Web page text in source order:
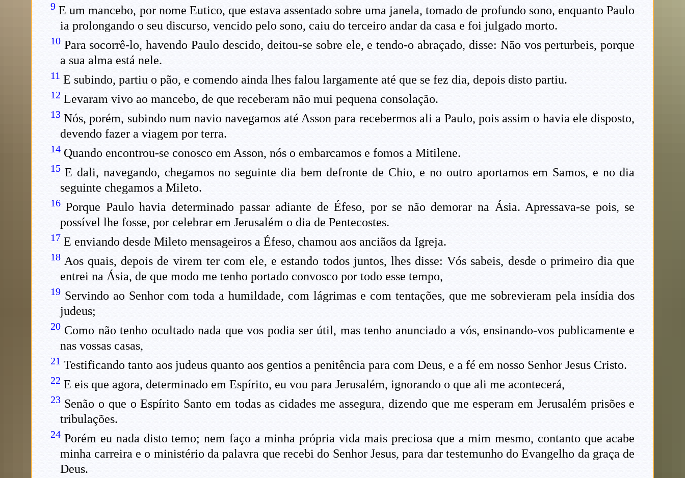
9E um mancebo, por nome Eutico, que estava assentado sobre uma janela, tomado de profundo sono, enquanto Paulo
ia prolongando o seu discurso, vencido pelo sono, caiu do terceiro andar da casa e foi julgado morto.
10Para socorrê-lo, havendo Paulo descido, deitou-se sobre ele, e tendo-o abraçado, disse: Não vos perturbeis, porque
a sua alma está nele.
11 E subindo, partiu o pão, e comendo ainda lhes falou largamente até que se fez dia, depois disto partiu.
12 Levaram vivo ao mancebo, de que receberam não mui pequena consolação.
13Nós, porém, subindo num navio navegamos até Asson para recebermos ali a Paulo, pois assim o havia ele disposto,
devendo fazer a viagem por terra.
14Quando encontrou-se conosco em Asson, nós o embarcamos e fomos a Mitilene.
15E dali, navegando, chegamos no seguinte dia bem defronte de Chio, e no outro aportamos em Samos, e no dia
seguinte chegamos a Mileto.
16Porque Paulo havia determinado passar adiante de Éfeso, por se não demorar na Ásia. Apressava-se pois, se
possível lhe fosse, por celebrar em Jerusalém o dia de Pentecostes.
17 E enviando desde Mileto mensageiros a Éfeso, chamou aos anciãos da Igreja.
18Aos quais, depois de virem ter com ele, e estando todos juntos, lhes disse: Vós sabeis, desde o primeiro dia que
entrei na Ásia, de que modo me tenho portado convosco por todo esse tempo,
19Servindo ao Senhor com toda a humildade, com lágrimas e com tentações, que me sobrevieram pela insídia dos
judeus;
20Como não tenho ocultado nada que vos podia ser útil, mas tenho anunciado a vós, ensinando-vos publicamente e
nas vossas casas,
21 Testificando tanto aos judeus quanto aos gentios a penitência para com Deus, e a fé em nosso Senhor Jesus Cristo.
22 E eis que agora, determinado em Espírito, eu vou para Jerusalém, ignorando o que ali me acontecerá,
23Senão o que o Espírito Santo em todas as cidades me assegura, dizendo que me esperam em Jerusalém prisões e
tribulações.
24Porém eu nada disto temo; nem faço a minha própria vida mais preciosa que a mim mesmo, contanto que acabe
minha carreira e o ministério da palavra que recebi do Senhor Jesus, para dar testemunho do Evangelho da graça de
Deus.